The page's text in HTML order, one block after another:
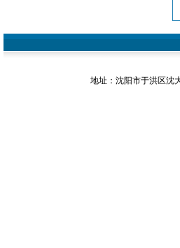
地址：沈阳市于洪区